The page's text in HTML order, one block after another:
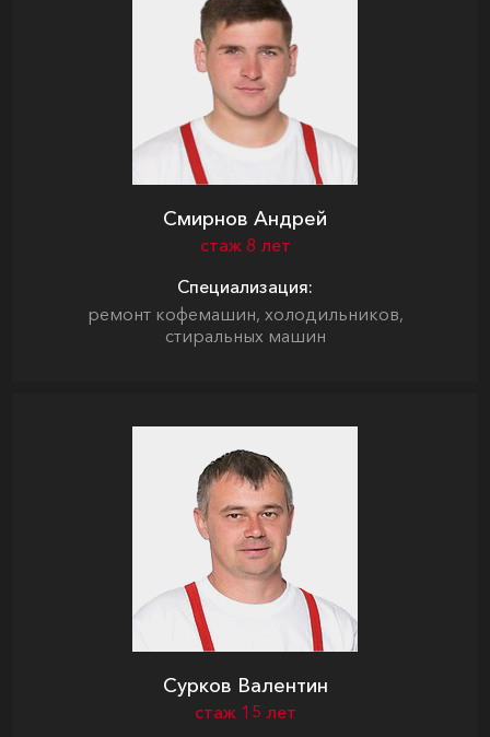
Смирнов Андрей
стаж 8 лет
Специализация:
ремонт кофемашин, холодильников,
стиральных машин
Сурков Валентин
стаж 15 лет